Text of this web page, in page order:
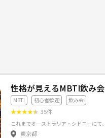
性格が見えるMBTI飲み会
MBTI 初心者歓迎 飲み会
★★★★★ 35件
東京都